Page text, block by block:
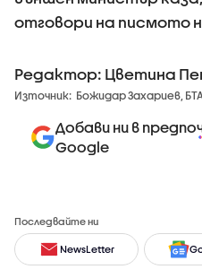
отговори на писмото
Редактор: Цветина
Източник: Божидар Захариев,
Добави ни в
Google
Последвайте ни
NewsLetter